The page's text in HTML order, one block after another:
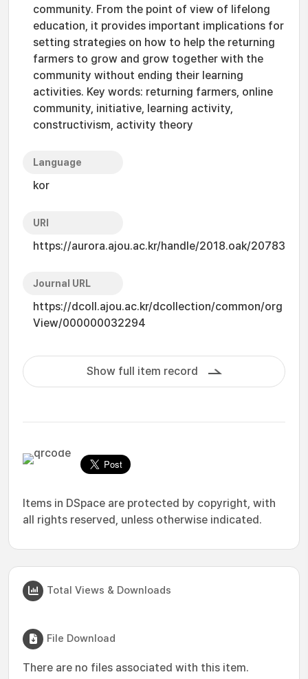
community. From the point of view of lifelong
education, it provides important implications for
setting strategies on how to help the returning
farmers to grow and grow together with the
community without ending their learning
activities. Key words: returning farmers, online
community, initiative, learning activity,
constructivism, activity theory
Language
kor
URI
https://aurora.ajou.ac.kr/handle/2018.oak/20783
Journal URL
https://dcoll.ajou.ac.kr/dcollection/common/org
View/000000032294
Show full item record
Items in DSpace are protected by copyright, with
all rights reserved, unless otherwise indicated.
Total Views & Downloads
File Download
There are no files associated with this item.